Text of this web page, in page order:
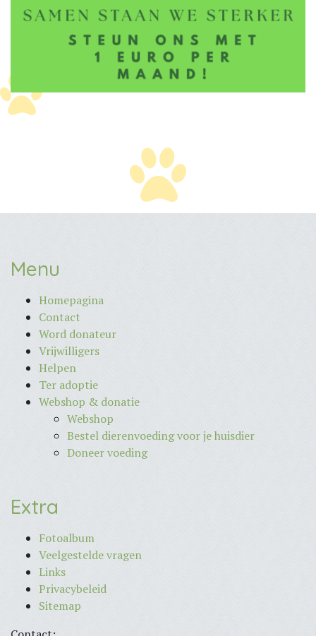
Menu
Homepagina
Contact
Word donateur
Vrijwilligers
Helpen
Ter adoptie
Webshop & donatie
Webshop
Bestel dierenvoeding voor je huisdier
Doneer voeding
Extra
Fotoalbum
Veelgestelde vragen
Links
Privacybeleid
Sitemap